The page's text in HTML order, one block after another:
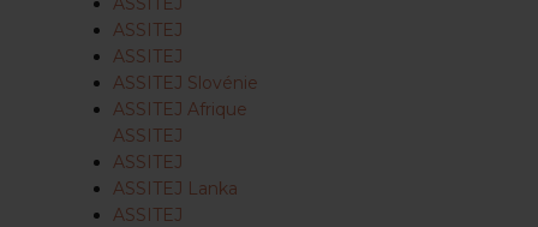
ASSITEJ
ASSITEJ
ASSITEJ Slovénie
ASSITEJ Afrique
ASSITEJ
ASSITEJ
ASSITEJ Lanka
ASSITEJ